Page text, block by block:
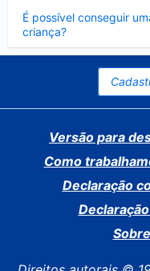
É possível conseguir
criança?
Contraído
Versão para
Como
Declaração